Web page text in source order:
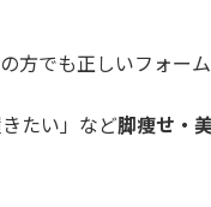
でも正しいフォー
たい」など脚痩せ・